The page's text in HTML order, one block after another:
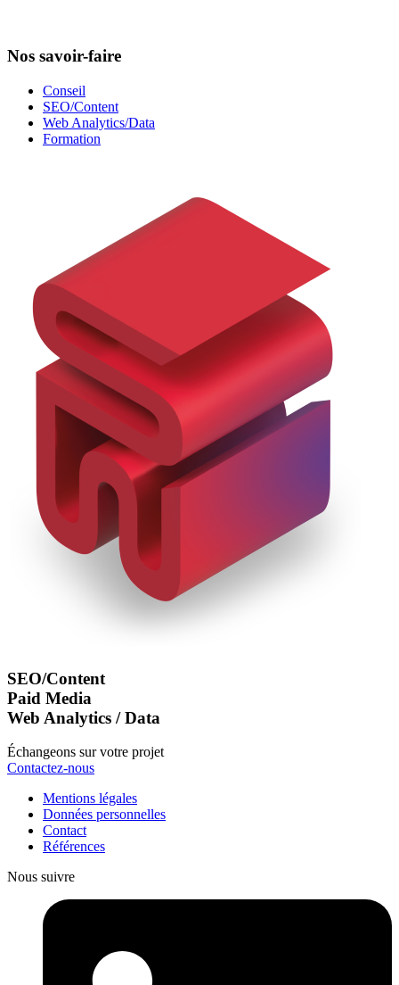
Nos savoir-faire
Conseil
SEO/Content
Web Analytics/Data
Formation
SEO/Content
Paid Media
Web Analytics / Data
Échangeons sur votre projet
Contactez-nous
Mentions légales
Données personnelles
Contact
Références
Nous suivre